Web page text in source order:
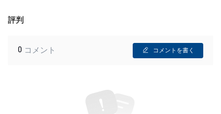
評判
0 コメント コメントを書く